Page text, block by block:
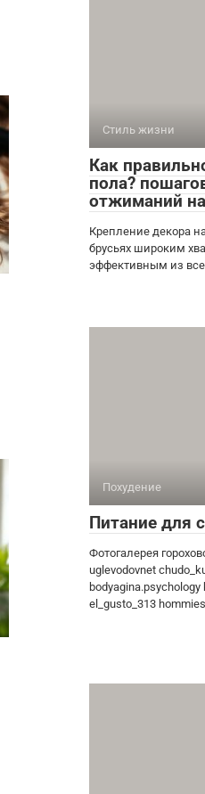
Стиль жизни
Как
пола?
отжиманий
Крепление декора
брусьях широким
эффективным из
Похудение
Питание для
Фотогалерея
uglevodovnet
el_gusto_313